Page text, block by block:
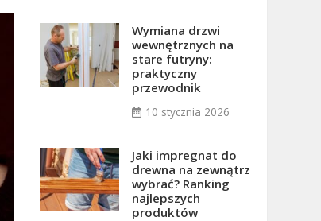
Wymiana drzwi
wewnętrznych na
stare futryny:
praktyczny
przewodnik
10 stycznia 2026
Jaki impregnat do
drewna na zewnątrz
wybrać? Ranking
najlepszych
produktów